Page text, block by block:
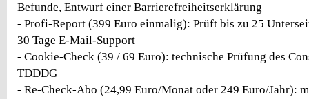
Befunde, Entwurf einer Barrierefreiheitserklärung
- Profi-Report (399 Euro einmalig): Prüft bis zu 25
30 Tage E-Mail-Support
- Cookie-Check (39 / 69 Euro): technische Prüfung des
TDDDG
- Re-Check-Abo (24,99 Euro/Monat oder 249 Euro/Jahr):